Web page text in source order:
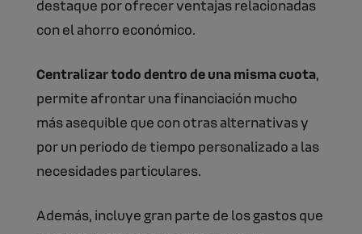
destaque por ofrecer ventajas relacionadas
con el ahorro económico.
Centralizar todo dentro de una misma cuota,
permite afrontar una financiación mucho
más asequible que con otras alternativas y
por un periodo de tiempo personalizado a las
necesidades particulares.
Además, incluye gran parte de los gastos que